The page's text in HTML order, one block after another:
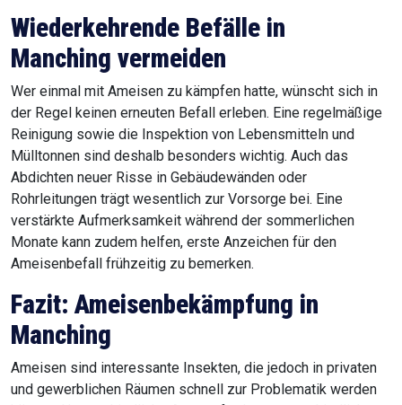
Wiederkehrende Befälle in
Manching vermeiden
Wer einmal mit Ameisen zu kämpfen hatte, wünscht sich in
der Regel keinen erneuten Befall erleben. Eine regelmäßige
Reinigung sowie die Inspektion von Lebensmitteln und
Mülltonnen sind deshalb besonders wichtig. Auch das
Abdichten neuer Risse in Gebäudewänden oder
Rohrleitungen trägt wesentlich zur Vorsorge bei. Eine
verstärkte Aufmerksamkeit während der sommerlichen
Monate kann zudem helfen, erste Anzeichen für den
Ameisenbefall frühzeitig zu bemerken.
Fazit: Ameisenbekämpfung in
Manching
Ameisen sind interessante Insekten, die jedoch in privaten
und gewerblichen Räumen schnell zur Problematik werden